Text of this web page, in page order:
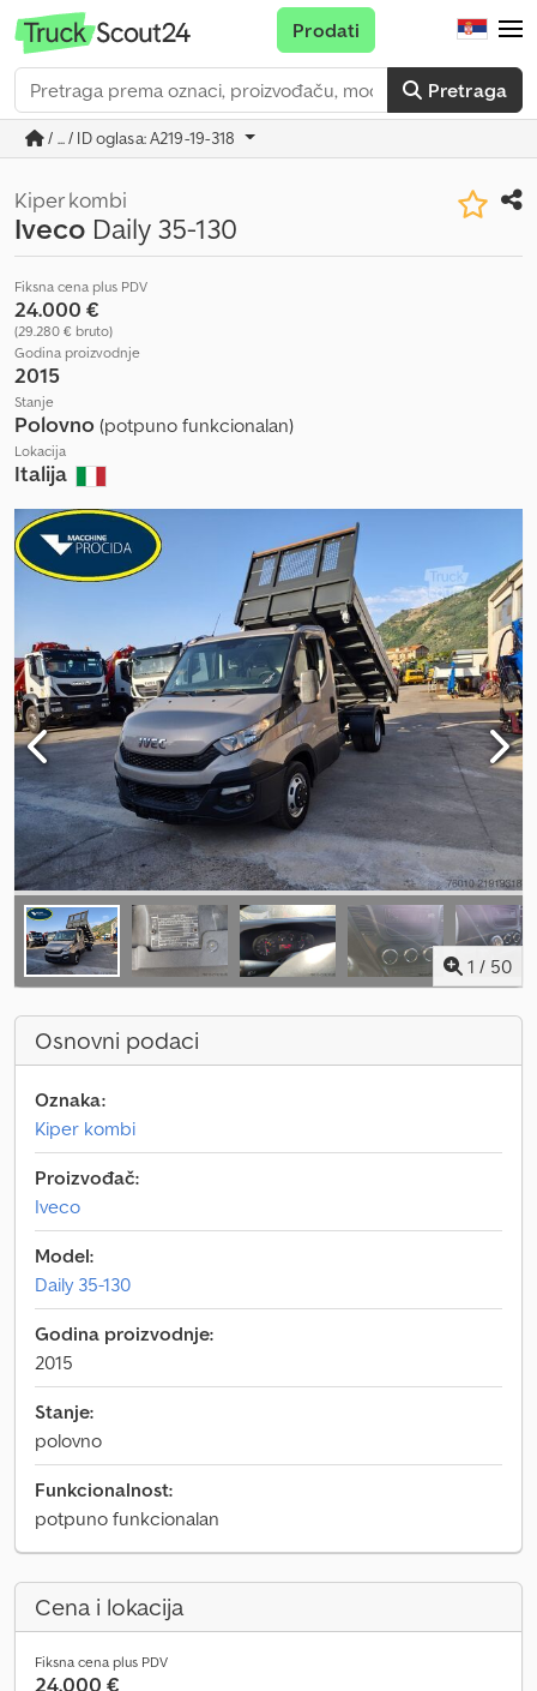
Pretraga
Prodati
/ ... / ID oglasa: A219-19-318
Kiper kombi
Iveco Daily 35-130
Fiksna cena plus PDV
24.000 €
(29.280 € bruto)
Godina proizvodnje
2015
Stanje
Polovno (potpuno funkcionalan)
Lokacija
Italija
1 / 50
Osnovni podaci
Oznaka:
Kiper kombi
Proizvođač:
Iveco
Model:
Daily 35-130
Godina proizvodnje:
2015
Stanje:
polovno
Funkcionalnost:
potpuno funkcionalan
Cena i lokacija
Fiksna cena plus PDV
24.000 €